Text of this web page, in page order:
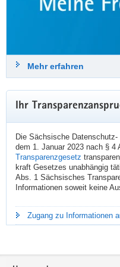
StuttgarterImpulse
sdtb
@sdtb
👉️️️
Themen sind u. a.:
➡️ FAQ zum Datenschutz
➡️ Vorschläge der
des Datenschutzes
➡️ Roadshow zur
Mehr erfahren
Ihr
Die Sächsische
dem 1. Januar 2023 nach § 4
Transparenzgesetz
kraft Gesetzes unabhängig
Abs. 1 Sächsisches
Informationen soweit keine
Zugang zu Informationen
Footer-